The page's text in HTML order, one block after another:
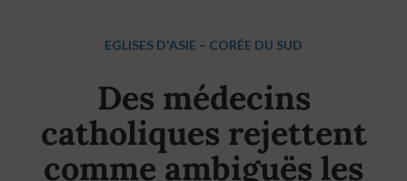
EGLISES D'ASIE – CORÉE DU SUD
Des médecins
catholiques rejettent
comme ambiguës les